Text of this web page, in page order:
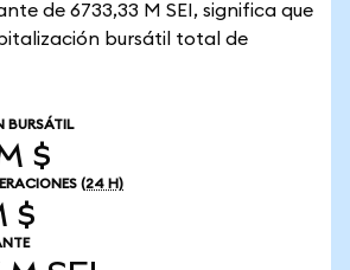
de 6733,33 M SEI, significa que
bursátil total de
BURSÁTIL
$
(24 H)
$